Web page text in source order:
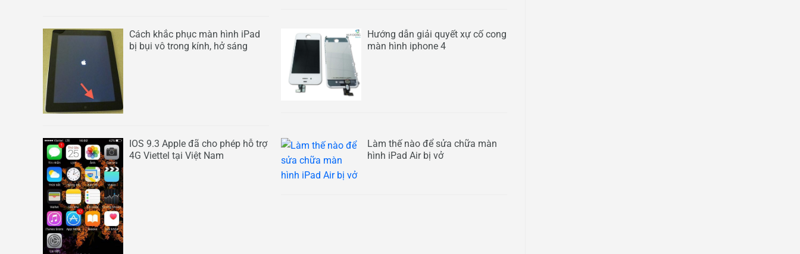
Cách khắc phục màn hình iPad
bị bụi vô trong kính, hở sáng
Hướng dẫn giải quyết xự cố cong
màn hình iphone 4
IOS 9.3 Apple đã cho phép hỗ trợ
4G Viettel tại Việt Nam
Làm thế nào để sửa chữa màn
hình iPad Air bị vở